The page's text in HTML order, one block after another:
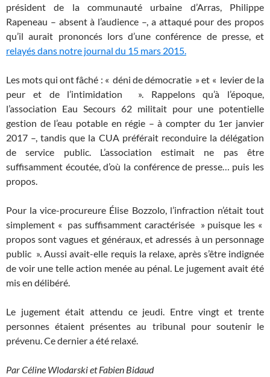
président de la communauté urbaine d’Arras, Philippe
Rapeneau – absent à l’audience –, a attaqué pour des propos
qu’il aurait prononcés lors d’une conférence de presse, et
relayés dans notre journal du 15 mars 2015.
Les mots qui ont fâché : « déni de démocratie » et « levier de la
peur et de l’intimidation ». Rappelons qu’à l’époque,
l’association Eau Secours 62 militait pour une potentielle
gestion de l’eau potable en régie – à compter du 1er janvier
2017 –, tandis que la CUA préférait reconduire la délégation
de service public. L’association estimait ne pas être
suffisamment écoutée, d’où la conférence de presse… puis les
propos.
Pour la vice-procureure Élise Bozzolo, l’infraction n’était tout
simplement « pas suffisamment caractérisée » puisque les «
propos sont vagues et généraux, et adressés à un personnage
public ». Aussi avait-elle requis la relaxe, après s’être indignée
de voir une telle action menée au pénal. Le jugement avait été
mis en délibéré.
Le jugement était attendu ce jeudi. Entre vingt et trente
personnes étaient présentes au tribunal pour soutenir le
prévenu. Ce dernier a été relaxé.
Par Céline Wlodarski et Fabien Bidaud